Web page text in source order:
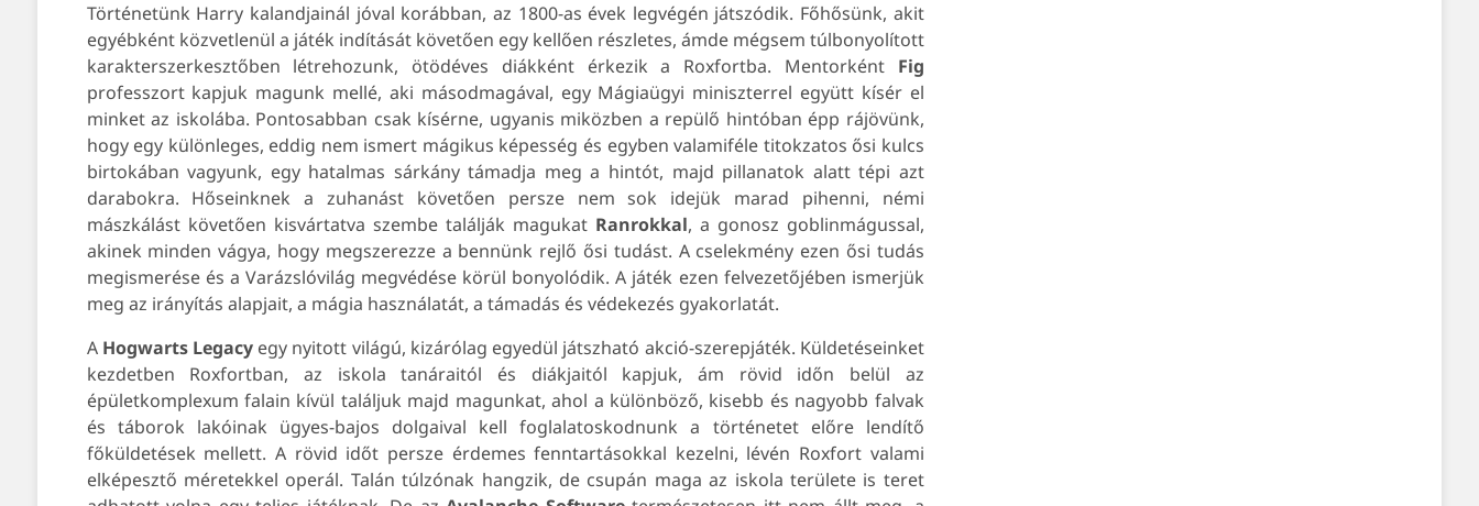
Történetünk Harry kalandjainál jóval korábban, az 1800-as évek legvégén játszódik. Főhősünk, akit
egyébként közvetlenül a játék indítását követően egy kellően részletes, ámde mégsem túlbonyolított
karakterszerkesztőben létrehozunk, ötödéves diákként érkezik a Roxfortba. Mentorként Fig
professzort kapjuk magunk mellé, aki másodmagával, egy Mágiaügyi miniszterrel együtt kísér el
minket az iskolába. Pontosabban csak kísérne, ugyanis miközben a repülő hintóban épp rájövünk,
hogy egy különleges, eddig nem ismert mágikus képesség és egyben valamiféle titokzatos ősi kulcs
birtokában vagyunk, egy hatalmas sárkány támadja meg a hintót, majd pillanatok alatt tépi azt
darabokra. Hőseinknek a zuhanást követően persze nem sok idejük marad pihenni, némi
mászkálást követően kisvártatva szembe találják magukat Ranrokkal, a gonosz goblinmágussal,
akinek minden vágya, hogy megszerezze a bennünk rejlő ősi tudást. A cselekmény ezen ősi tudás
megismerése és a Varázslóvilág megvédése körül bonyolódik. A játék ezen felvezetőjében ismerjük
meg az irányítás alapjait, a mágia használatát, a támadás és védekezés gyakorlatát.
A Hogwarts Legacy egy nyitott világú, kizárólag egyedül játszható akció-szerepjáték. Küldetéseinket
kezdetben Roxfortban, az iskola tanáraitól és diákjaitól kapjuk, ám rövid időn belül az
épületkomplexum falain kívül találjuk majd magunkat, ahol a különböző, kisebb és nagyobb falvak
és táborok lakóinak ügyes-bajos dolgaival kell foglalatoskodnunk a történetet előre lendítő
főküldetések mellett. A rövid időt persze érdemes fenntartásokkal kezelni, lévén Roxfort valami
elképesztő méretekkel operál. Talán túlzónak hangzik, de csupán maga az iskola területe is teret